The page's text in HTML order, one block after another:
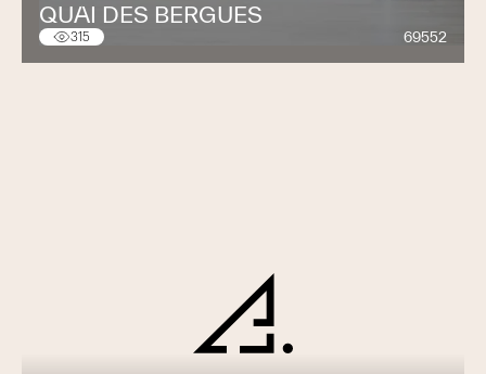
QUAI DES BERGUES
315 69552